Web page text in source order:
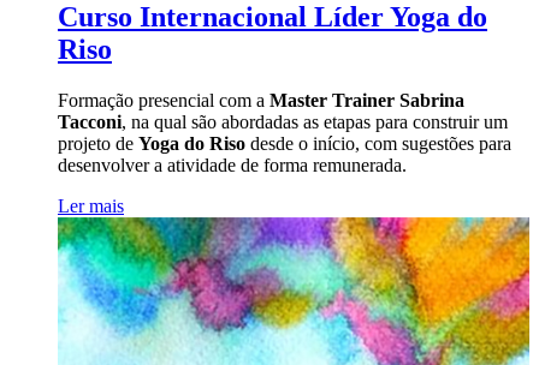
Curso Internacional Líder Yoga do
Riso
Formação presencial com a Master Trainer Sabrina
Tacconi, na qual são abordadas as etapas para construir um
projeto de Yoga do Riso desde o início, com sugestões para
desenvolver a atividade de forma remunerada.
Ler mais